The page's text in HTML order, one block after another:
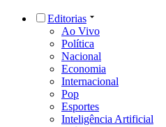
Editorias
Ao Vivo
Política
Nacional
Economia
Internacional
Pop
Esportes
Inteligência Artificial